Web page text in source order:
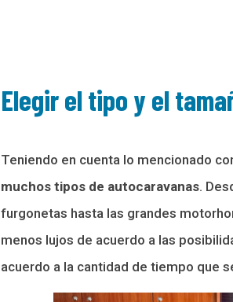
Elegir el tipo y el
Teniendo en cuenta lo mencionado
muchos tipos de autocaravanas.
furgonetas hasta las grandes
menos lujos de acuerdo a las
acuerdo a la cantidad de tiempo que